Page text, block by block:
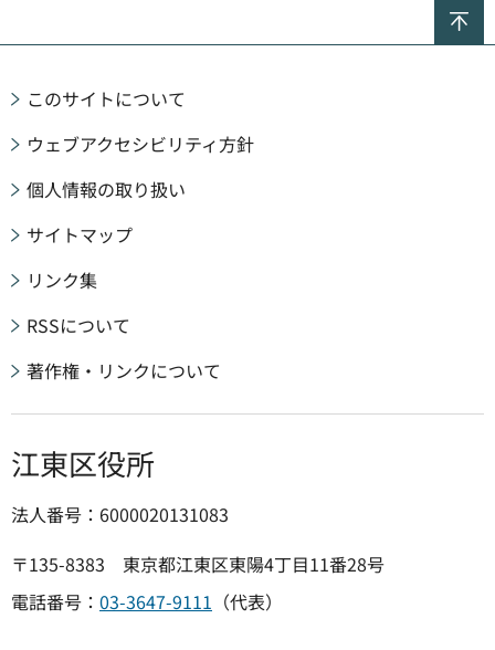
このサイトについて
ウェブアクセシビリティ方針
個人情報の取り扱い
サイトマップ
リンク集
RSSについて
著作権・リンクについて
江東区役所
法人番号：6000020131083
〒135-8383 東京都江東区東陽4丁目11番28号
電話番号： 03-3647-9111 （代表）